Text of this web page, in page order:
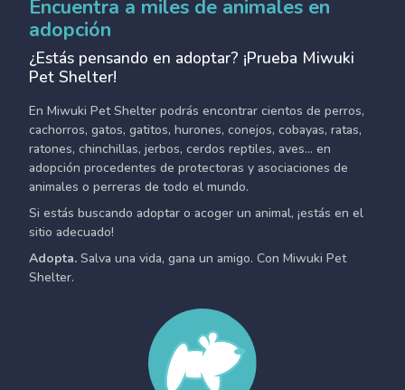
Encuentra a miles de animales en
adopción
¿Estás pensando en adoptar? ¡Prueba Miwuki
Pet Shelter!
En Miwuki Pet Shelter podrás encontrar cientos de perros,
cachorros, gatos, gatitos, hurones, conejos, cobayas, ratas,
ratones, chinchillas, jerbos, cerdos reptiles, aves... en
adopción procedentes de protectoras y asociaciones de
animales o perreras de todo el mundo.
Si estás buscando adoptar o acoger un animal, ¡estás en el
sitio adecuado!
Adopta. Salva una vida, gana un amigo. Con Miwuki Pet
Shelter.